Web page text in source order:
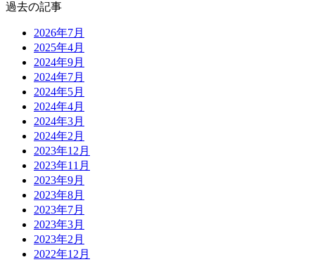
過去の記事
2026年7月
2025年4月
2024年9月
2024年7月
2024年5月
2024年4月
2024年3月
2024年2月
2023年12月
2023年11月
2023年9月
2023年8月
2023年7月
2023年3月
2023年2月
2022年12月